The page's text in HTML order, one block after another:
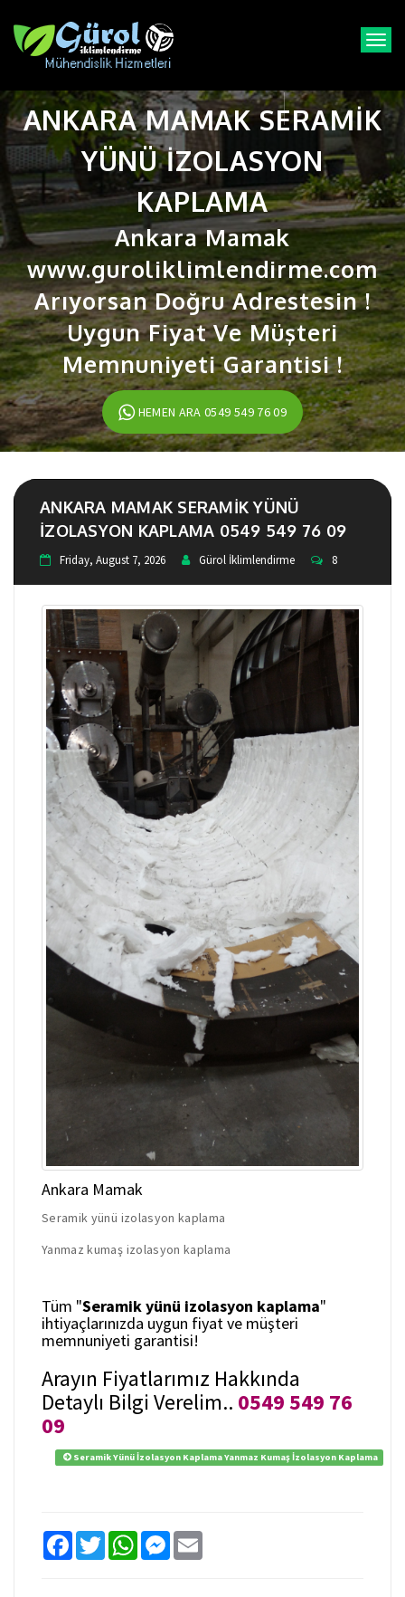
T
g
l
e
v
i
g
a
t
i
o
n
ANKARA MAMAK SERAMIK
YÜNÜ IZOLASYON
KAPLAMA
Ankara Mamak
www.guroliklimlendirme.com
Arıyorsan Doğru Adrestesin !
Uygun Fiyat Ve Müşteri
Memnuniyeti Garantisi !
HEMEN ARA 0549 549 76 09
ANKARA MAMAK SERAMIK YÜNÜ
IZOLASYON KAPLAMA 0549 549 76 09
Friday, August 7, 2026 Gürol İklimlendirme 8
Ankara Mamak
Seramik yünü izolasyon kaplama
Yanmaz kumaş izolasyon kaplama
Tüm "Seramik yünü izolasyon kaplama"
ihtiyaçlarınızda uygun fiyat ve müşteri
memnuniyeti garantisi!
Arayın Fiyatlarımız Hakkında
Detaylı Bilgi Verelim.. 0549 549 76
09
Seramik Yünü İzolasyon Kaplama Yanmaz Kumaş İzolasyon Kaplama
F
T
w
W
M